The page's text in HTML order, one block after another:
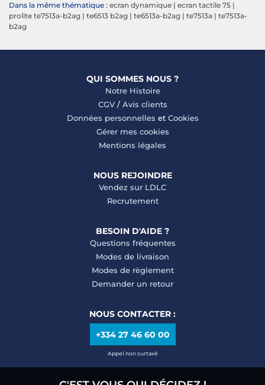
Dans la même thématique : ecran dynamique | ecran tactile 75 |
prolite te7513a-b2ag | te6513 b2ag | te6513a-b2ag | te7513a | te7513a-
b2ag
QUI SOMMES NOUS ?
Notre Histoire
CGV/ Avis clients
Données personnelles et Cookies
Gérer mes cookies
Mentions légales
NOUS REJOINDRE
Vendez sur LDLC
Recrutement
BESOIN D'AIDE ?
Questions fréquentes
Modes de livraison
Modes de règlement
Demander un retour
NOUS CONTACTER :
+334 27 46 60 00
Appel non surtaxé